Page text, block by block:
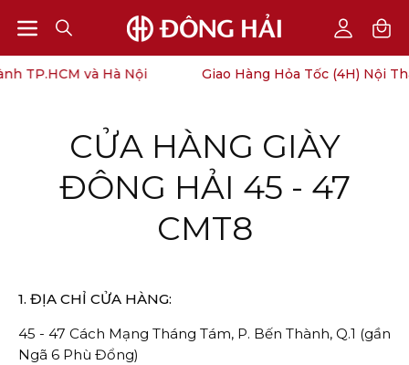
Open
navigation
OPEN
SEARCH
BAR
My
Account
TP.HCM và Hà Nội Giao Hàng Hỏa Tốc (4H) Nội
CỬA HÀNG GIÀY
ĐÔNG HẢI 45 - 47
CMT8
1. ĐỊA CHỈ CỬA HÀNG:
45 - 47 Cách Mạng Tháng Tám, P. Bến Thành, Q.1 (gần
Ngã 6 Phù Đổng)